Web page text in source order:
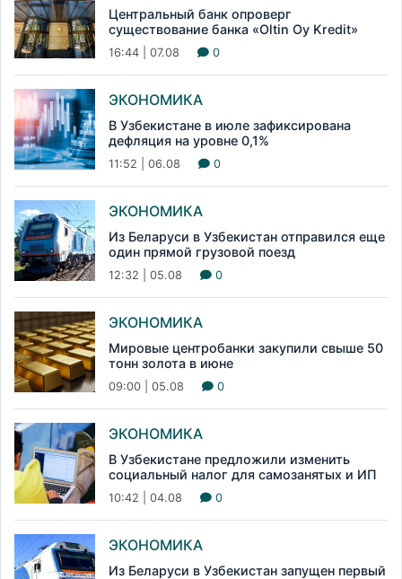
Центральный банк опроверг
существование банка «Oltin Oy Kredit»
16:44 | 07.08 0
ЭКОНОМИКА
В Узбекистане в июле зафиксирована
дефляция на уровне 0,1%
11:52 | 06.08 0
ЭКОНОМИКА
Из Беларуси в Узбекистан отправился еще
один прямой грузовой поезд
12:32 | 05.08 0
ЭКОНОМИКА
Мировые центробанки закупили свыше 50
тонн золота в июне
09:00 | 05.08 0
ЭКОНОМИКА
В Узбекистане предложили изменить
социальный налог для самозанятых и ИП
10:42 | 04.08 0
ЭКОНОМИКА
Из Беларуси в Узбекистан запущен первый